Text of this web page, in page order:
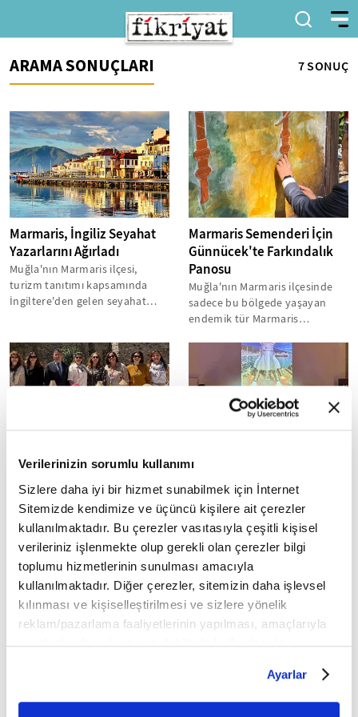
Verilerinizin sorumlu kullanımı
Sizlere daha iyi bir hizmet sunabilmek için İnternet
Sitemizde kendimize ve üçüncü kişilere ait çerezler
kullanılmaktadır. Bu çerezler vasıtasıyla çeşitli kişisel
verileriniz işlenmekte olup gerekli olan çerezler bilgi
toplumu hizmetlerinin sunulması amacıyla
kullanılmaktadır. Diğer çerezler, sitemizin daha işlevsel
kılınması ve kişiselleştirilmesi ve sizlere yönelik
reklam/pazarlama faaliyetlerinin yapılması, amaçlarıyla
sınırlı olarak açık rızanız dahilinde kullanılacaktır.
belirleyebilirsiniz. Çerezlere ilişkin detaylı bilgi için
Ayarlar butonuna tıklayabilir,Çerez Bilgilendirme
Ayarlar
ARAMA SONUÇLARI 7 SONUÇ
Marmaris, İngiliz Seyahat
Yazarlarını Ağırladı
Muğla'nın Marmaris ilçesi,
turizm tanıtımı kapsamında
İngiltere'den gelen seyahat
Marmaris Semenderi İçin
Günnücek'te Farkındalık
Panosu
Muğla'nın Marmaris ilçesinde
sadece bu bölgede yaşayan
endemik tür Marmaris
çalışması...
Marmaris'te Kültür Şöleni:
Binlerce Kişi Katıldı
Muğla'nın Marmaris ilçesinde
düzenlenen Kültür ve Değerler
Şöleni, tarihi Marmaris
Kalesi'nde coşkulu anlar
yaşattı....
Tua Astro Hackathon
Marmaris'te Start Aldı
Türkiye Uzay Ajansı (TUA)
tarafından düzenlenen TUA
Astro Hackathon etkinliği
Muğla'da başladı. Marmaris'te
gerçekleştirilen...
Amos Antik Kenti'nin